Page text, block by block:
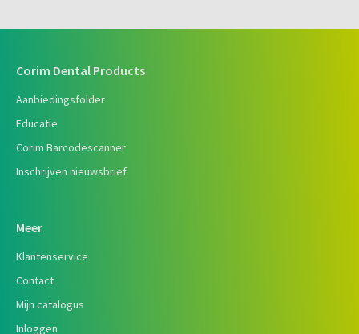
Corim Dental Products
Aanbiedingsfolder
Educatie
Corim Barcodescanner
Inschrijven nieuwsbrief
Meer
Klantenservice
Contact
Mijn catalogus
Inloggen